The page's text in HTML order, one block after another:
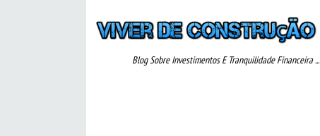
Blog Sobre Investimentos E Tranquilidade Financeira ...